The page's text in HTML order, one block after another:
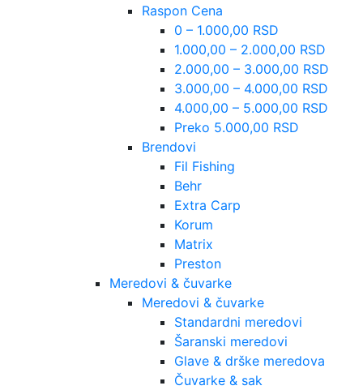
Raspon Cena
0 – 1.000,00 RSD
1.000,00 – 2.000,00 RSD
2.000,00 – 3.000,00 RSD
3.000,00 – 4.000,00 RSD
4.000,00 – 5.000,00 RSD
Preko 5.000,00 RSD
Brendovi
Fil Fishing
Behr
Extra Carp
Korum
Matrix
Preston
Meredovi & čuvarke
Meredovi & čuvarke
Standardni meredovi
Šaranski meredovi
Glave & drške meredova
Čuvarke & sak